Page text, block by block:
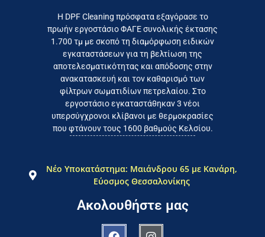
Η DPF Cleaning πρόσφατα εξαγόρασε το
πρωήν εργοστάσιο ΦΑΓΕ συνολικής έκτασης
1.700 τμ με σκοπό τη διαμόρφωση ειδικών
εγκαταστάσεων για τη βελτίωση της
αποτελεσματικότητας και απόδοσης στην
ανακατασκευή και τον καθαρισμό των
φίλτρων σωματιδίων πετρελαίου. Στο
εργοστάσιο εγκαταστάθηκαν 3 νέοι
υπερσύγχρονοι κλίβανοι με θερμοκρασίες
που φτάνουν τους 1600 βαθμούς Κελσίου.
Εργαζόμαστε καθημερινά για
το συμφέρον του τελικού
καταναλωτή
Νέο Υποκατάστημα: Μαιάνδρου 65 με Κανάρη,
Εύοσμος Θεσσαλονίκης
Ακολουθήστε μας